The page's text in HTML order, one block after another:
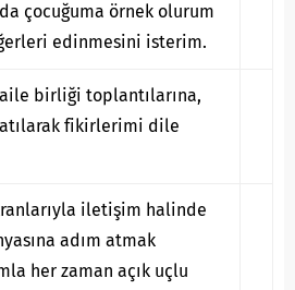
çocuğuma örnek olurum
edinmesini isterim.
birliği toplantılarına,
fikirlerimi dile
iletişim halinde
adım atmak
her zaman açık uçlu